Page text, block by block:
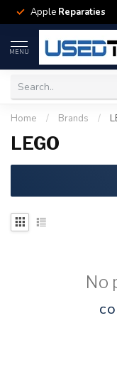
Apple Reparaties
MENU
Home / Brands /
LEGO
No